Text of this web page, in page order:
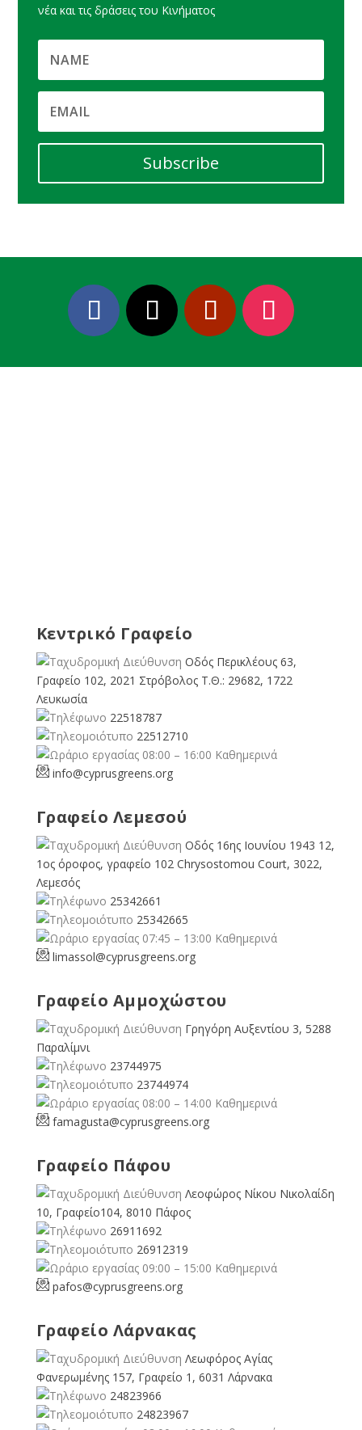
νέα και τις δράσεις του Κινήματος
Subscribe
Κεντρικό Γραφείο
Οδός Περικλέους 63,
Γραφείο 102, 2021 Στρόβολος Τ.Θ.: 29682, 1722
Λευκωσία
22518787
22512710
08:00 – 16:00 Καθημερινά
info@cyprusgreens.org
Γραφείο Λεμεσού
Οδός 16ης Ιουνίου 1943 12,
1ος όροφος, γραφείο 102 Chrysostomou Court, 3022,
Λεμεσός
25342661
25342665
07:45 – 13:00 Καθημερινά
limassol@cyprusgreens.org
Γραφείο Αμμοχώστου
Γρηγόρη Αυξεντίου 3, 5288
Παραλίμνι
23744975
23744974
08:00 – 14:00 Καθημερινά
famagusta@cyprusgreens.org
Γραφείο Πάφου
Λεοφώρος Νίκου Νικολαίδη
10, Γραφείο104, 8010 Πάφος
26911692
26912319
09:00 – 15:00 Καθημερινά
pafos@cyprusgreens.org
Γραφείο Λάρνακας
Λεωφόρος Αγίας
Φανερωμένης 157, Γραφείο 1, 6031 Λάρνακα
24823966
24823967